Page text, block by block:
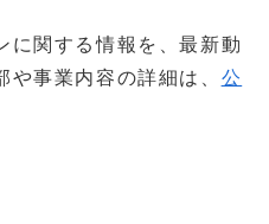
に関する情報を、最新動
事業内容の詳細は、 公